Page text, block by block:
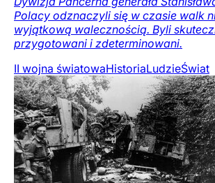
Polacy odznaczyli się w czasie walk
wyjątkową walecznością. Byli
przygotowani i zdeterminowani.
II wojna światowaHistoriaLudzieŚwiat